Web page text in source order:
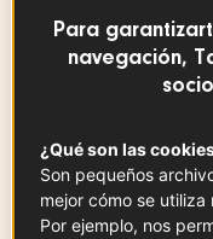
5cc
Para
navegación,
¿Qué son las
Son pequeños
mejor cómo se
Por ejemplo, nos